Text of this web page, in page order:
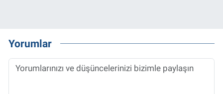
Yorumlar